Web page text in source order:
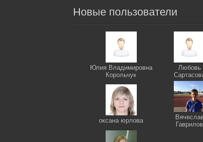
Новые пользователи
Юлия Владимировна
Корольчук
Любовь
оксана юрлова
Гаврилов